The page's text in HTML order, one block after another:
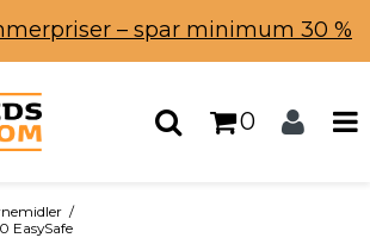
– spar minimum 30 %
0
/
EasySafe